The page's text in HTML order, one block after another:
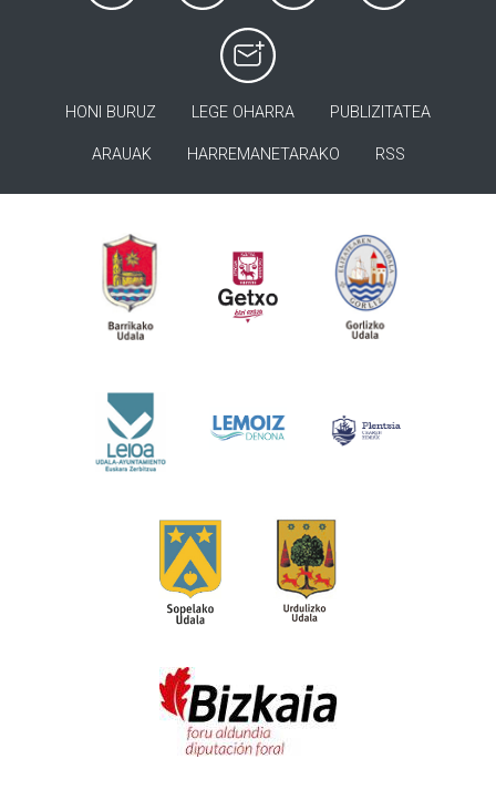
HONI BURUZ LEGE OHARRA PUBLIZITATEA
ARAUAK HARREMANETARAKO RSS